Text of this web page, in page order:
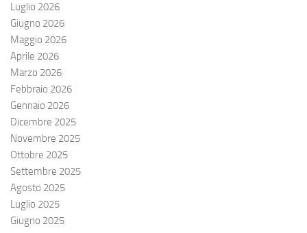
Luglio 2026
Giugno 2026
Maggio 2026
Aprile 2026
Marzo 2026
Febbraio 2026
Gennaio 2026
Dicembre 2025
Novembre 2025
Ottobre 2025
Settembre 2025
Agosto 2025
Luglio 2025
Giugno 2025